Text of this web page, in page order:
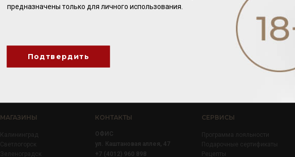
МАГАЗИНЫ
Калининград
Светлогорск
Зеленоградск
КОНТАКТЫ
ОФИС
ул. Каштановая аллея, 47
+7 (4012) 960 898
СЕРВИСЫ
Программа лояльности
Подарочные сертификаты
Рецепты
предназначены только для личного использования.
Подтвердить